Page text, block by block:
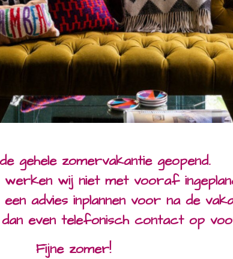
gehele zomervakantie geopend.
wij niet met vooraf
advies inplannen voor na de
even telefonisch contact op
Fijne zomer!